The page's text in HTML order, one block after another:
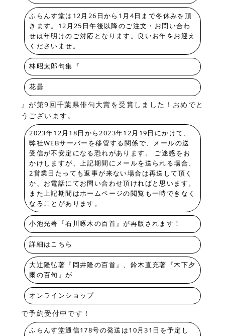
ふらんす堂は12月26日から1月4日まで冬休みを頂
きます。12月25日午後以降のご注文・お問い合わ
せは年明けのご対応となります。良いお年をお迎え
くださいませ。
林昭太郎句集『
花曇
』が第9回千葉県俳句大賞を受賞しました！おめでと
うございます。
2023年12月18日から2023年12月19日にかけて、
弊社WEBサーバーを移管する関係で、メールの送
受信が不安定になる恐れがあります。 ご迷惑をお
かけしますが、上記期間にメールを送られる場合、
2営業日たっても返事が来ない場合は再送して頂く
か、お電話にてお問い合わせ頂ければと思います。
また上記期間はホームページの閲覧も一時できなく
なることがあります。
小池光著『石川啄木の百首』が再版されます！
詳細はこちら
大辻隆弘著『岡井隆の百首』、鈴木直充著『木下夕
爾の百句』が
オンラインショップ
で予約受付中です！
ふらんす堂通信178号の発送は10月31日を予定し